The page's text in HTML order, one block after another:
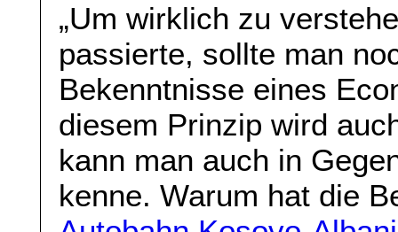
„Um wirklich zu
passierte, sollte man
Bekenntnisse eines
diesem Prinzip wird
kann man auch in
kenne. Warum hat die